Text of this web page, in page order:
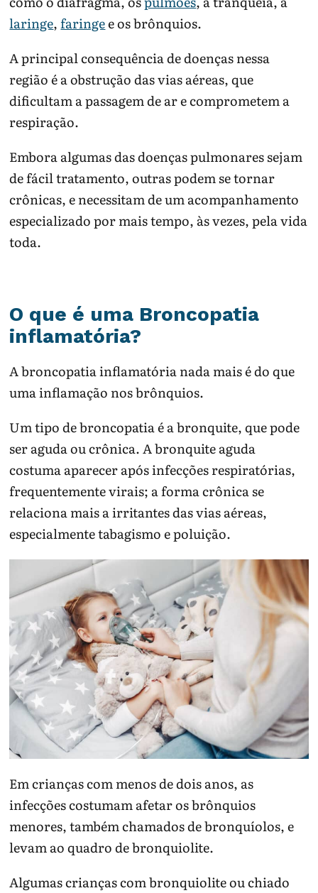
laringe,faringee os brônquios.
A principal consequência de doenças nessa
região é a obstrução das vias aéreas, que
dificultam a passagem de ar e comprometem a
respiração.
Embora algumas das doenças pulmonares sejam
de fácil tratamento, outras podem se tornar
crônicas, e necessitam de um acompanhamento
especializado por mais tempo, às vezes, pela vida
toda.
O que é uma Broncopatia
inflamatória?
A broncopatia inflamatória nada mais é do que
uma inflamação nos brônquios.
Um tipo de broncopatia é a bronquite, que pode
ser aguda ou crônica. A bronquite aguda
costuma aparecer após infecções respiratórias,
frequentemente virais; a forma crônica se
relaciona mais a irritantes das vias aéreas,
especialmente tabagismo e poluição.
Em crianças com menos de dois anos, as
infecções costumam afetar os brônquios
menores, também chamados de bronquíolos, e
levam ao quadro de bronquiolite.
Algumas crianças com bronquiolite ou chiado